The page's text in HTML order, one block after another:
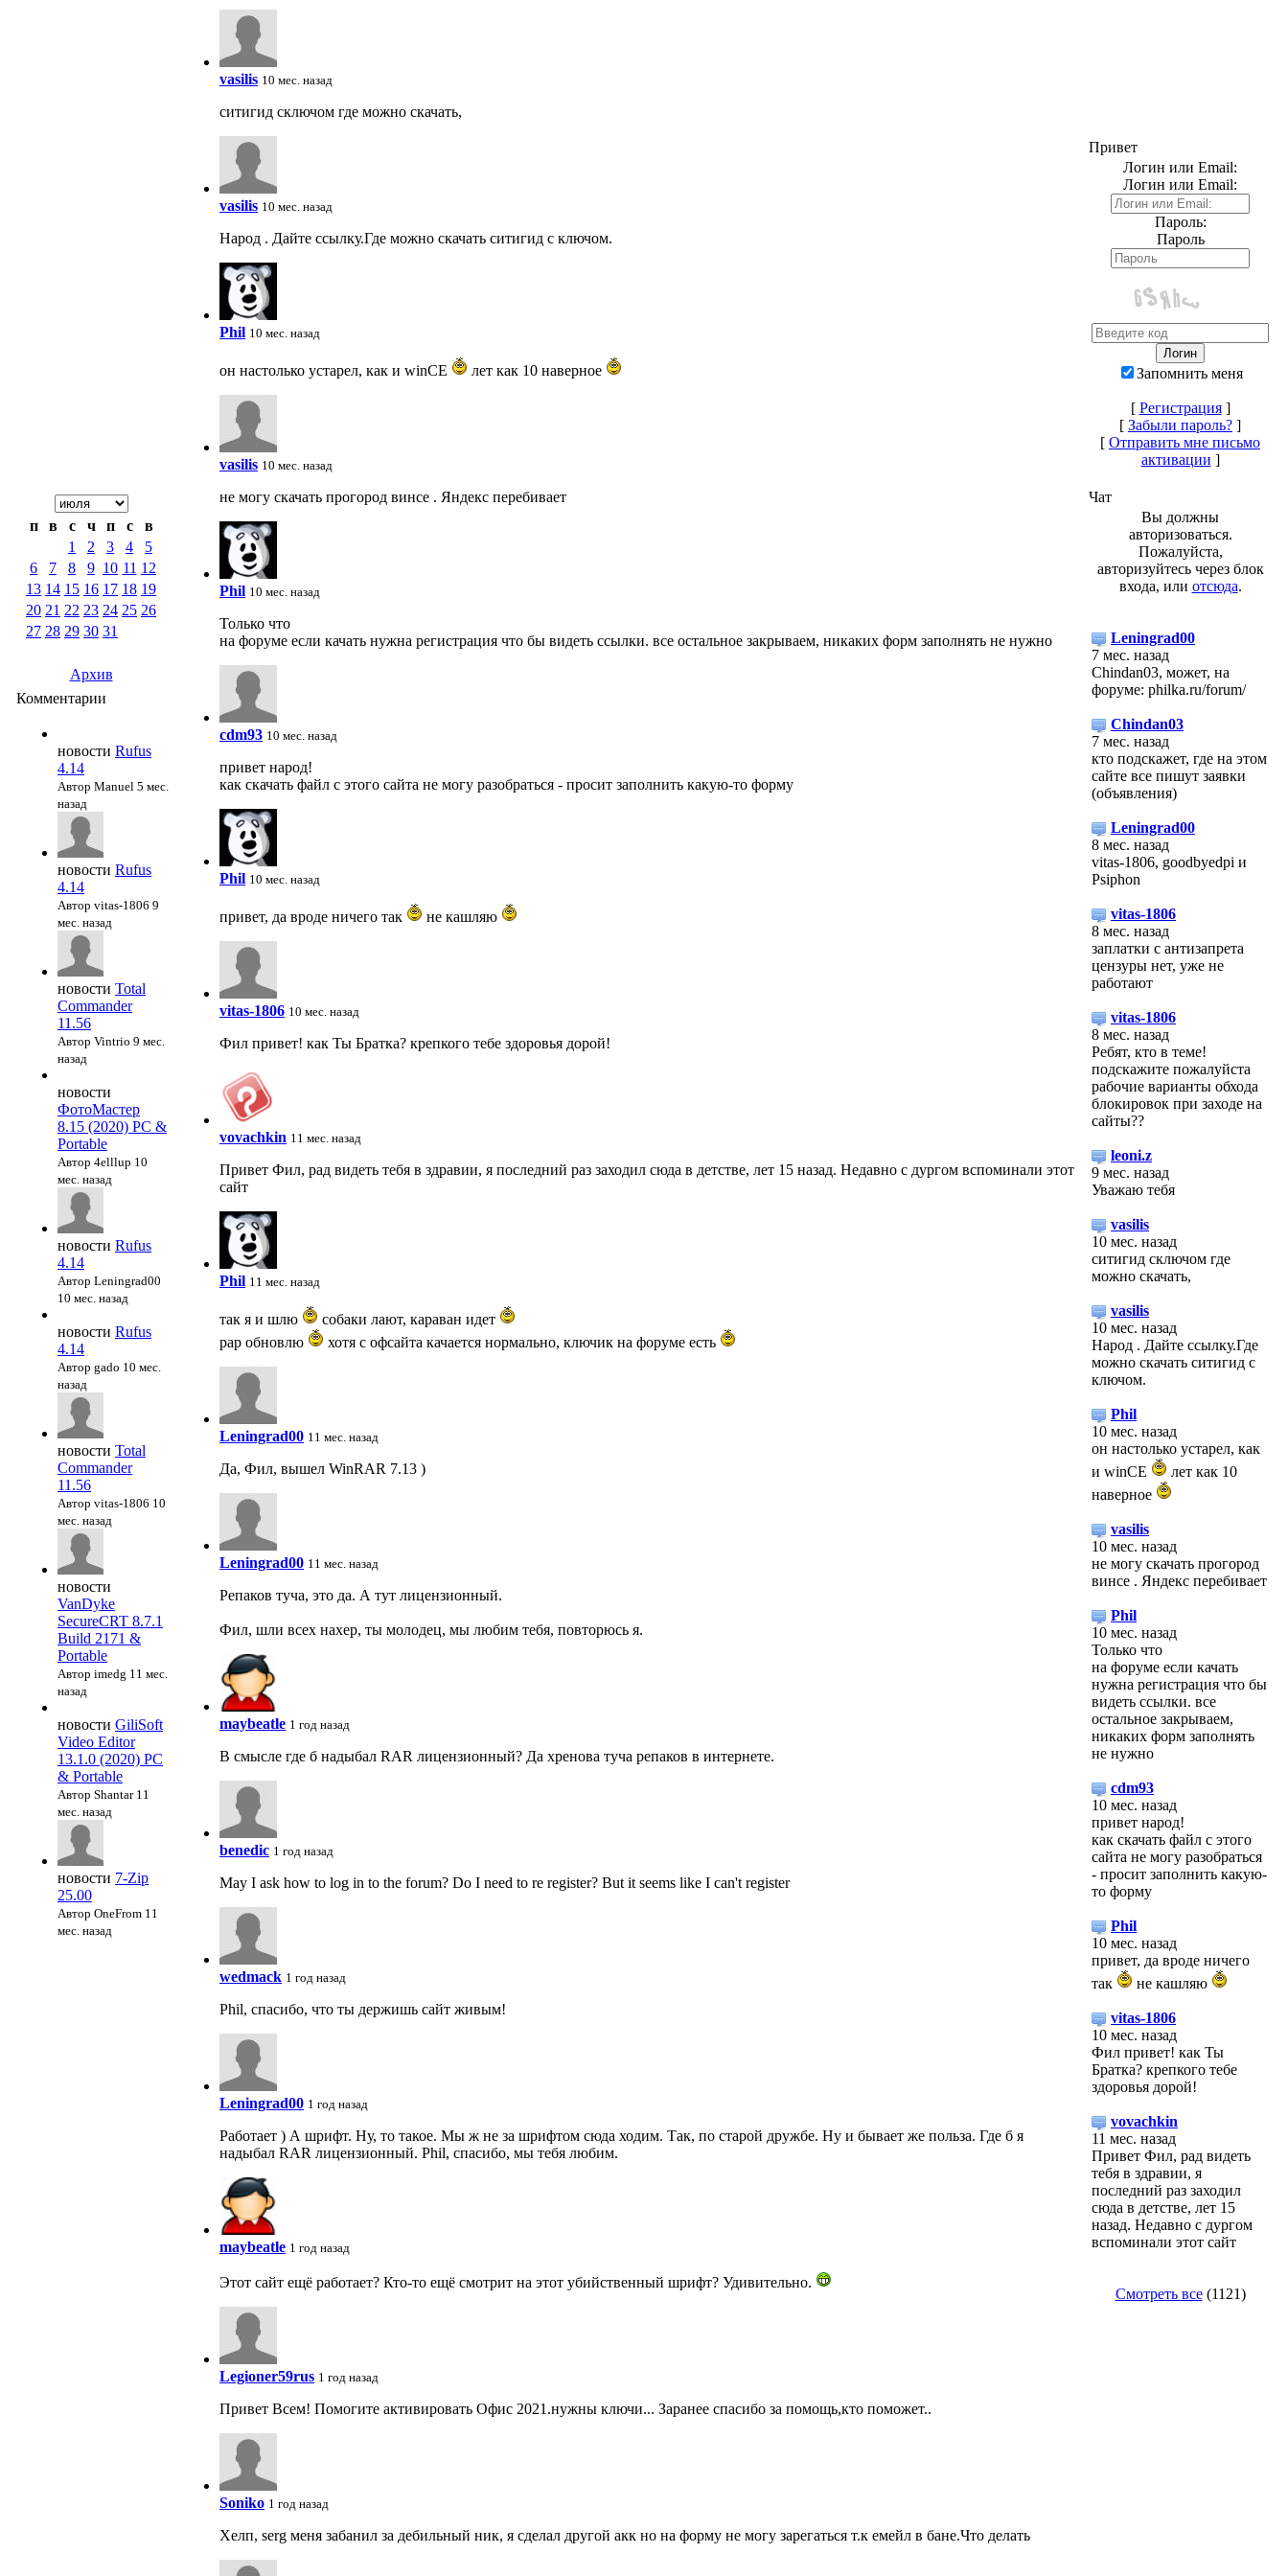
п в с ч п с
в
1
2 3 4
5
6
7 8 9 10 11 12
13 14 15 16 17 18 19
20 21 22 23 24 25 26
27 28 29 30 31
Архив
Комментарии
новости Rufus
4.14
Автор Manuel 5 мес.
назад
новости Rufus
4.14
Автор vitas-1806 9
мес. назад
новости Total
Commander
11.56
Автор Vintrio 9 мес.
назад
новости
ФотоМастер
8.15 (2020) PC &
Portable
Автор 4elllup 10
мес. назад
новости Rufus
4.14
Автор Leningrad00
10 мес. назад
новости Rufus
4.14
Автор gado 10 мес.
назад
новости Total
Commander
11.56
Автор vitas-1806 10
мес. назад
новости
VanDyke
SecureCRT 8.7.1
Build 2171 &
Portable
Автор imedg 11 мес.
назад
новости GiliSoft
Video Editor
13.1.0 (2020) PC
& Portable
Автор Shantar 11
мес. назад
новости 7-Zip
25.00
Автор OneFrom 11
мес. назад
vasilis 10 мес. назад
ситигид сключом где можно скачать,
vasilis 10 мес. назад
Народ . Дайте ссылку.Где можно скачать ситигид с ключом.
Phil 10 мес. назад
он настолько устарел, как и winCE лет как 10 наверное
vasilis 10 мес. назад
не могу скачать прогород винсе . Яндекс перебивает
Phil 10 мес. назад
Только что
на форуме если качать нужна регистрация что бы видеть ссылки. все остальное закрываем, никаких форм заполнять не нужно
cdm93 10 мес. назад
привет народ!
как скачать файл с этого сайта не могу разобраться - просит заполнить какую-то форму
Phil 10 мес. назад
привет, да вроде ничего так не кашляю
vitas-1806 10 мес. назад
Фил привет! как Ты Братка? крепкого тебе здоровья дорой!
vovachkin 11 мес. назад
Привет Фил, рад видеть тебя в здравии, я последний раз заходил сюда в детстве, лет 15 назад. Недавно с дургом вспоминали этот
сайт
Phil 11 мес. назад
так я и шлю
собаки лают, караван идет
рар обновлю
хотя с офсайта качается нормально, ключик на форуме есть
Leningrad00 11 мес. назад
Да, Фил, вышел WinRAR 7.13 )
Leningrad00 11 мес. назад
Репаков туча, это да. А тут лицензионный.
Фил, шли всех нахер, ты молодец, мы любим тебя, повторюсь я.
maybeatle 1 год назад
В смысле где б надыбал RAR лицензионный? Да хренова туча репаков в интернете.
benedic 1 год назад
May I ask how to log in to the forum? Do I need to re register? But it seems like I can't register
wedmack 1 год назад
Phil, спасибо, что ты держишь сайт живым!
Leningrad00 1 год назад
Работает ) А шрифт. Ну, то такое. Мы ж не за шрифтом сюда ходим. Так, по старой дружбе. Ну и бывает же польза. Где б я
надыбал RAR лицензионный. Phil, спасибо, мы тебя любим.
maybeatle 1 год назад
Этот сайт ещё работает? Кто-то ещё смотрит на этот убийственный шрифт? Удивительно.
Legioner59rus 1 год назад
Привет Всем! Помогите активировать Офис 2021.нужны ключи... Заранее спасибо за помощь,кто поможет..
Soniko 1 год назад
Хелп, serg меня забанил за дебильный ник, я сделал другой акк но на форму не могу зарегаться т.к емейл в бане.Что делать
Привет
Логин или Email:
Логин или Email:
Пароль:
Пароль
Запомнить меня
[ Регистрация]
[ Забыли пароль? ]
[ Отправить мне письмо
активации ]
Чат
Вы должны
авторизоваться.
Пожалуйста,
авторизуйтесь через блок
входа, или отсюда.
Leningrad00
7 мес. назад
Chindan03, может, на
форуме: philka.ru/forum/
Chindan03
7 мес. назад
кто подскажет, где на этом
сайте все пишут заявки
(объявления)
Leningrad00
8 мес. назад
vitas-1806, goodbyedpi и
Psiphon
vitas-1806
8 мес. назад
заплатки с антизапрета
цензуры нет, уже не
работают
vitas-1806
8 мес. назад
Ребят, кто в теме!
подскажите пожалуйста
рабочие варианты обхода
блокировок при заходе на
сайты??
leoni.z
9 мес. назад
Уважаю тебя
vasilis
10 мес. назад
ситигид сключом где
можно скачать,
vasilis
10 мес. назад
Народ . Дайте ссылку.Где
можно скачать ситигид с
ключом.
Phil
10 мес. назад
он настолько устарел, как
и winCE
лет как 10
наверное
vasilis
10 мес. назад
не могу скачать прогород
винсе . Яндекс перебивает
Phil
10 мес. назад
Только что
на форуме если качать
нужна регистрация что бы
видеть ссылки. все
остальное закрываем,
никаких форм заполнять
не нужно
cdm93
10 мес. назад
привет народ!
как скачать файл с этого
сайта не могу разобраться
- просит заполнить какую-
то форму
Phil
10 мес. назад
привет, да вроде ничего
так
не кашляю
vitas-1806
10 мес. назад
Фил привет! как Ты
Братка? крепкого тебе
здоровья дорой!
vovachkin
11 мес. назад
Привет Фил, рад видеть
тебя в здравии, я
последний раз заходил
сюда в детстве, лет 15
назад. Недавно с дургом
вспоминали этот сайт
Смотреть все(1121)